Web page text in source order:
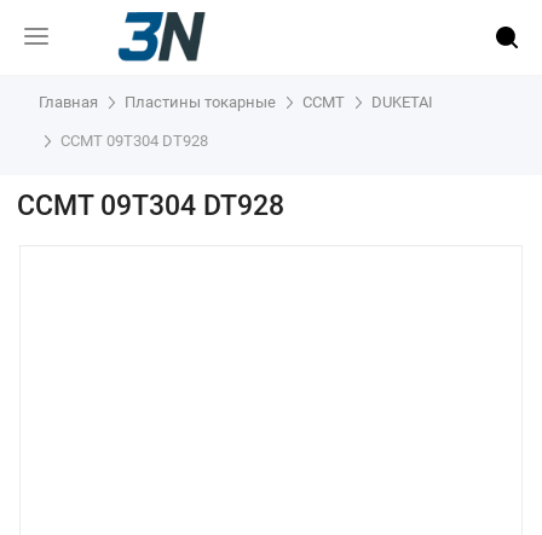
Главная Пластины токарные CCMT DUKETAI
CCMT 09T304 DT928
CCMT 09T304 DT928